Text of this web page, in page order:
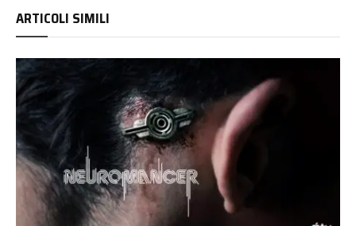
ARTICOLI SIMILI